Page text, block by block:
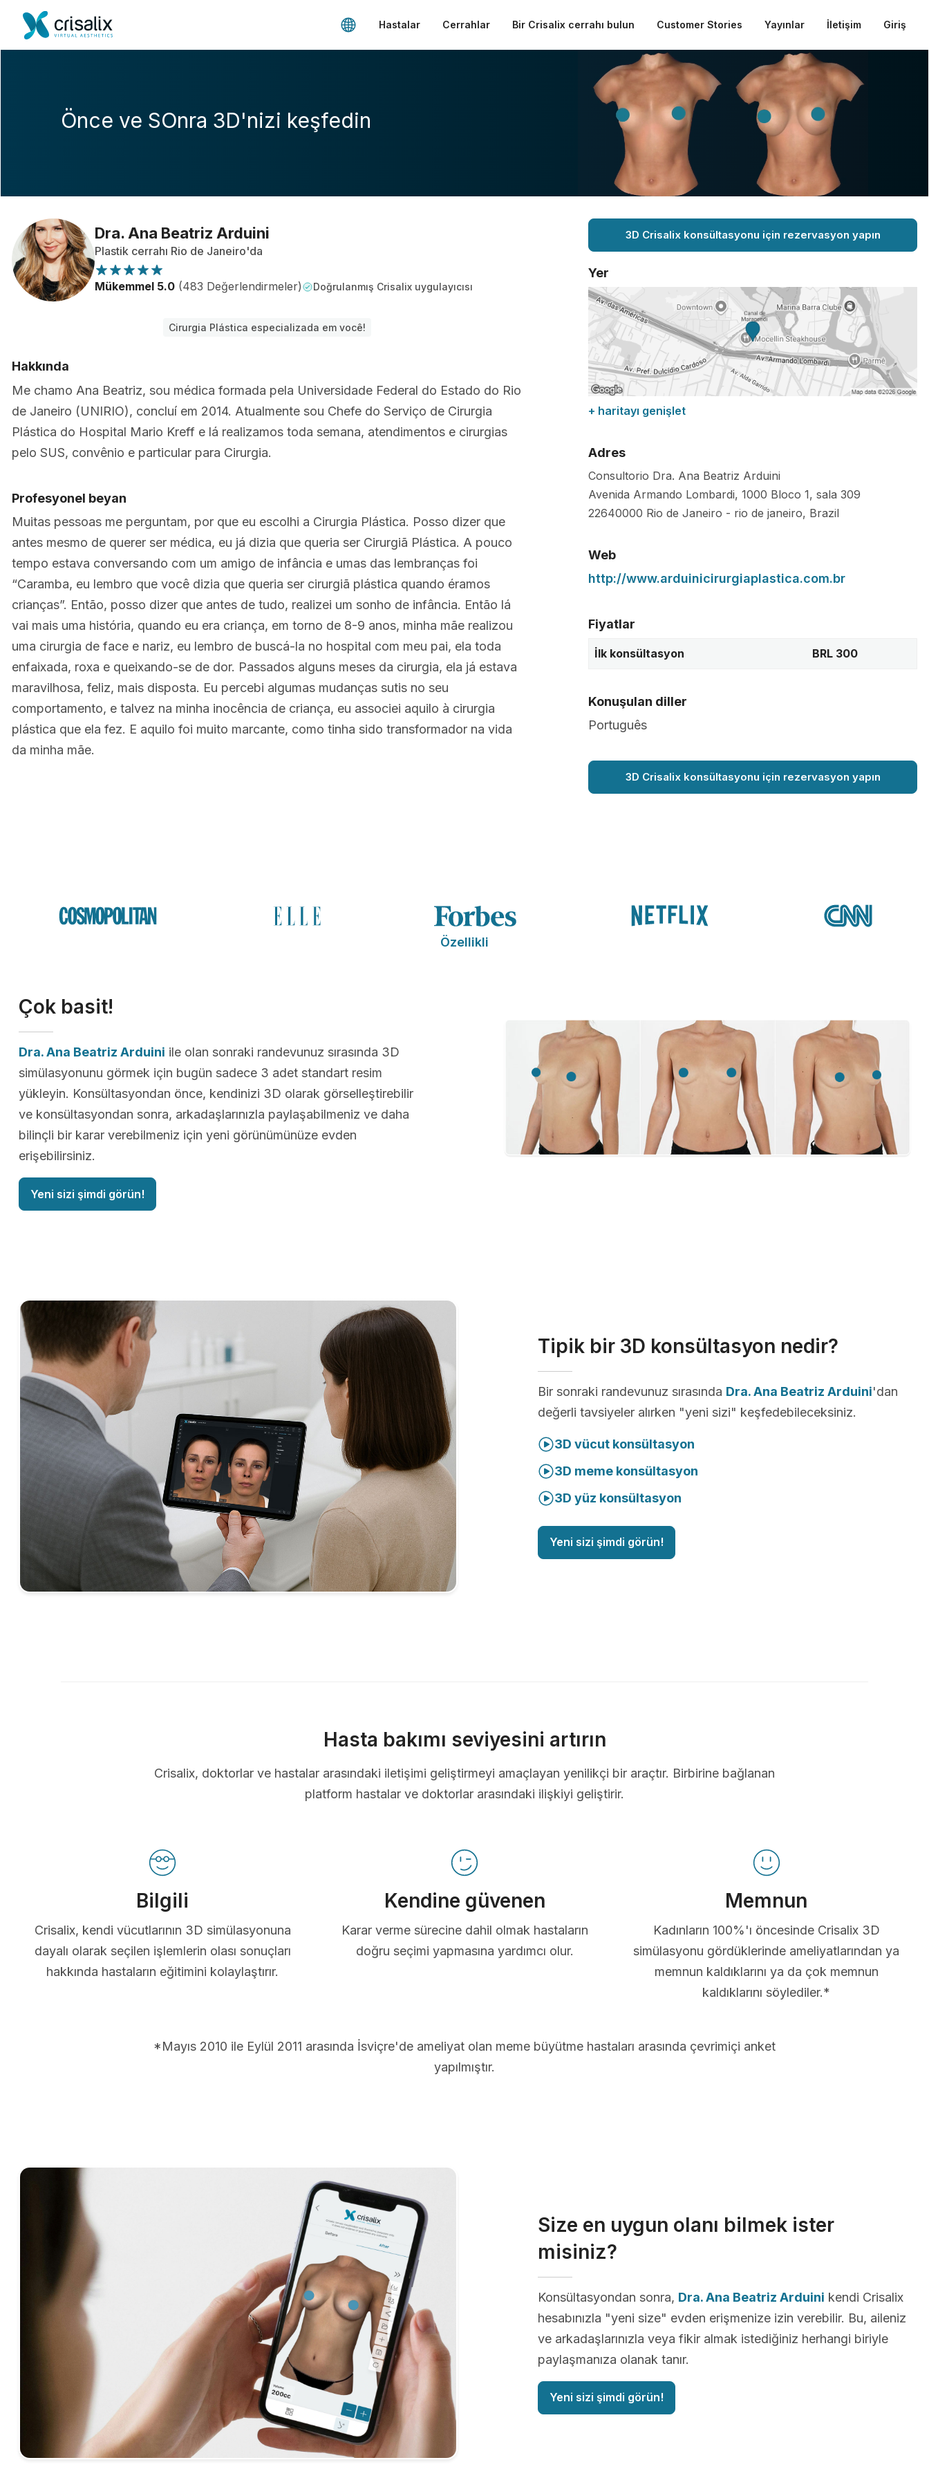
Hastalar Cerrahlar Bir Crisalix cerrahı bulun Customer Stories Yayınlar İletişim Giriş
Önce ve SOnra 3D'nizi keşfedin
Dra. Ana Beatriz Arduini
Plastik cerrahı Rio de Janeiro'da
Mükemmel 5.0 (483 Değerlendirmeler) Doğrulanmış Crisalix uygulayıcısı
Cirurgia Plástica especializada em você!
Hakkında
Me chamo Ana Beatriz, sou médica formada pela Universidade Federal do Estado do Rio
de Janeiro (UNIRIO), concluí em 2014. Atualmente sou Chefe do Serviço de Cirurgia
Plástica do Hospital Mario Kreff e lá realizamos toda semana, atendimentos e cirurgias
pelo SUS, convênio e particular para Cirurgia.
Profesyonel beyan
Muitas pessoas me perguntam, por que eu escolhi a Cirurgia Plástica. Posso dizer que
antes mesmo de querer ser médica, eu já dizia que queria ser Cirurgiã Plástica. A pouco
tempo estava conversando com um amigo de infância e umas das lembranças foi
“Caramba, eu lembro que você dizia que queria ser cirurgiã plástica quando éramos
crianças”. Então, posso dizer que antes de tudo, realizei um sonho de infância. Então lá
vai mais uma história, quando eu era criança, em torno de 8-9 anos, minha mãe realizou
uma cirurgia de face e nariz, eu lembro de buscá-la no hospital com meu pai, ela toda
enfaixada, roxa e queixando-se de dor. Passados alguns meses da cirurgia, ela já estava
maravilhosa, feliz, mais disposta. Eu percebi algumas mudanças sutis no seu
comportamento, e talvez na minha inocência de criança, eu associei aquilo à cirurgia
plástica que ela fez. E aquilo foi muito marcante, como tinha sido transformador na vida
da minha mãe.
3D Crisalix konsültasyonu için rezervasyon yapın
Yer
+ haritayı genişlet
Adres
Consultorio Dra. Ana Beatriz Arduini
Avenida Armando Lombardi, 1000 Bloco 1, sala 309
22640000 Rio de Janeiro - rio de janeiro, Brazil
Web
http://www.arduinicirurgiaplastica.com.br
Fiyatlar
İlk konsültasyon BRL 300
Konuşulan diller
Português
3D Crisalix konsültasyonu için rezervasyon yapın
Özellikli
Çok basit!
Dra. Ana Beatriz Arduini ile olan sonraki randevunuz sırasında 3D
simülasyonunu görmek için bugün sadece 3 adet standart resim
yükleyin. Konsültasyondan önce, kendinizi 3D olarak görselleştirebilir
ve konsültasyondan sonra, arkadaşlarınızla paylaşabilmeniz ve daha
bilinçli bir karar verebilmeniz için yeni görünümünüze evden
erişebilirsiniz.
Yeni sizi şimdi görün!
Tipik bir 3D konsültasyon nedir?
Bir sonraki randevunuz sırasında Dra. Ana Beatriz Arduini'dan
değerli tavsiyeler alırken "yeni sizi" keşfedebileceksiniz.
3D vücut konsültasyon
3D meme konsültasyon
3D yüz konsültasyon
Yeni sizi şimdi görün!
Hasta bakımı seviyesini artırın
Crisalix, doktorlar ve hastalar arasındaki iletişimi geliştirmeyi amaçlayan yenilikçi bir araçtır. Birbirine bağlanan
platform hastalar ve doktorlar arasındaki ilişkiyi geliştirir.
Bilgili
Crisalix, kendi vücutlarının 3D simülasyonuna
dayalı olarak seçilen işlemlerin olası sonuçları
hakkında hastaların eğitimini kolaylaştırır.
Kendine güvenen
Karar verme sürecine dahil olmak hastaların
doğru seçimi yapmasına yardımcı olur.
Memnun
Kadınların 100%'ı öncesinde Crisalix 3D
simülasyonu gördüklerinde ameliyatlarından ya
memnun kaldıklarını ya da çok memnun
kaldıklarını söylediler.*
*Mayıs 2010 ile Eylül 2011 arasında İsviçre'de ameliyat olan meme büyütme hastaları arasında çevrimiçi anket
yapılmıştır.
Size en uygun olanı bilmek ister
misiniz?
Konsültasyondan sonra, Dra. Ana Beatriz Arduini kendi Crisalix
hesabınızla "yeni size" evden erişmenize izin verebilir. Bu, aileniz
ve arkadaşlarınızla veya fikir almak istediğiniz herhangi biriyle
paylaşmanıza olanak tanır.
Yeni sizi şimdi görün!